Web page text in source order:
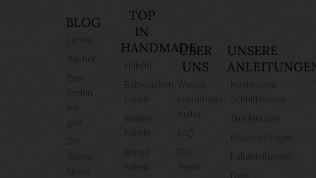
BLOG
finden
gut!
TOP
IN
HANDMADE
häkeln
häkeln
ÜBER
UNS
Was ist
Kultur?
Das
Team
UNSERE
Kostenlose
Schnittmuster
Strickmuster
Bauanleitungen
Faltanleitungen